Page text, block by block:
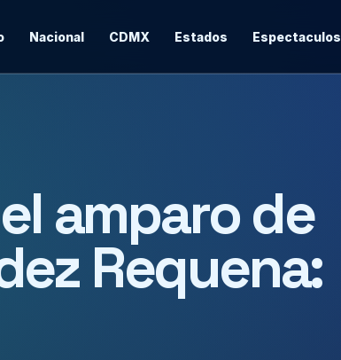
Nacional CDMX Estados Espectaculos
amparo de
Requena: